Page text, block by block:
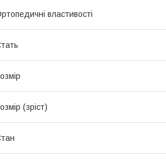
властивості
(зріст)